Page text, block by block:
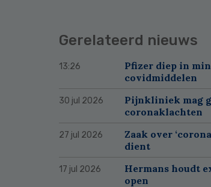
Gerelateerd nieuws
13:26
Pfizer diep in
covidmiddelen
30 jul 2026
Pijnkliniek mag
coronaklachten
27 jul 2026
Zaak over
dient
17 jul 2026
Hermans houdt
open